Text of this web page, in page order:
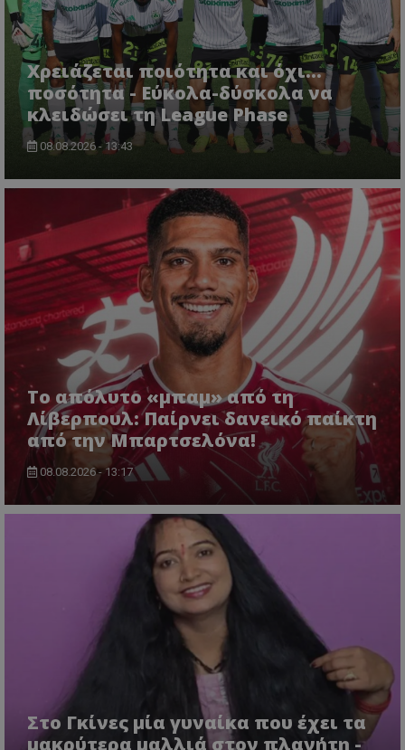
Χρειάζεται ποιότητα και όχι...
ποσότητα - Εύκολα-δύσκολα να
κλειδώσει τη League Phase
08.08.2026 - 13:43
Το απόλυτο «μπαμ» από τη
Λίβερπουλ: Παίρνει δανεικό παίκτη
από την Μπαρτσελόνα!
08.08.2026 - 13:17
Στο Γκίνες μία γυναίκα που έχει τα
μακρύτερα μαλλιά στον πλανήτη -